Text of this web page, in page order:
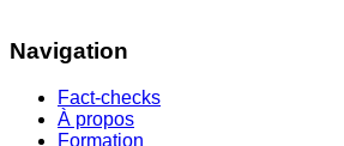
Navigation
Fact-checks
À propos
Formation